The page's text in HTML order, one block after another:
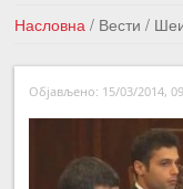
Насловна / Вести/
Објављено: 15/03/2014,